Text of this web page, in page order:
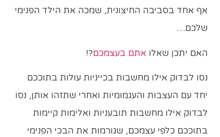
אף אחד בסביבה החיצונית, שמכה את הילד הפנימי
שלכם…
האם יתכן שאלו אתם בעצמכם?!
נסו לבדוק אילו מחשבות בכייניות עולות בתוככם
יחד עם העצבות והעגמומיות ואחרי שתזהו אותן, נסו
לבדוק אילו מחשבות תובעניות ואלימות קיימות
בתוככם כלפי עצמכם, שגורמות את הבכי הפנימי